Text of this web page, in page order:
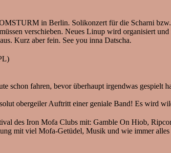
in Berlin. Solikonzert für die Scharni
verschieben. Neues Linup wird organisiert
Kurz aber fein. See you inna Datscha.
schon fahren, bevor überhaupt irgendwas
obergeiler Auftritt einer geniale Band! Es wird
des Iron Mofa Clubs mit: Gamble On Hiob,
mit viel Mofa-Getüdel, Musik und wie immer